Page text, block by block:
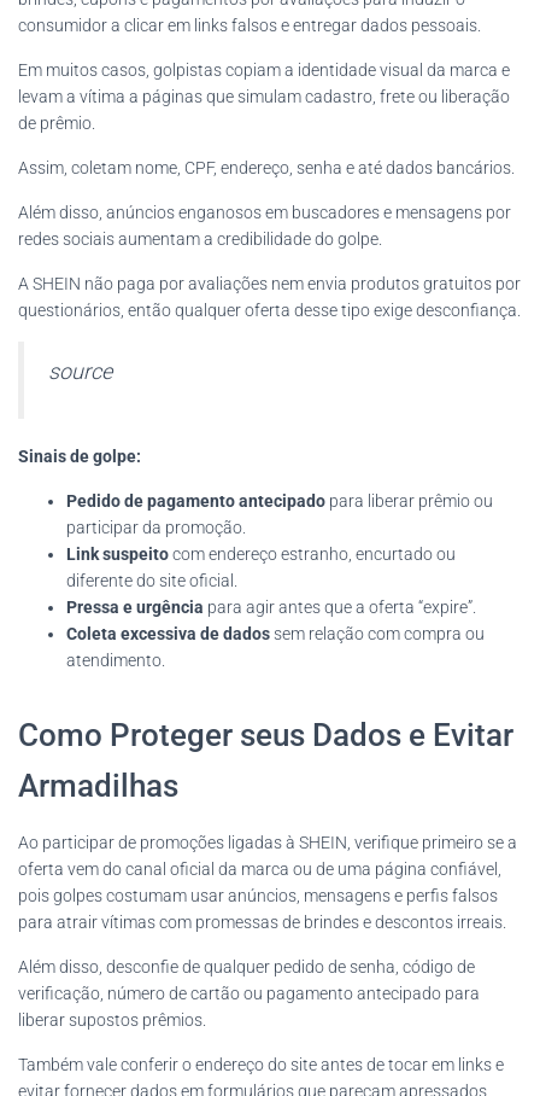
consumidor a clicar em links falsos e entregar dados pessoais.
Em muitos casos, golpistas copiam a identidade visual da marca e
levam a vítima a páginas que simulam cadastro, frete ou liberação
de prêmio.
Assim, coletam nome, CPF, endereço, senha e até dados bancários.
Além disso, anúncios enganosos em buscadores e mensagens por
redes sociais aumentam a credibilidade do golpe.
A SHEIN não paga por avaliações nem envia produtos gratuitos por
questionários, então qualquer oferta desse tipo exige desconfiança.
source
Sinais de golpe:
Pedido de pagamento antecipado para liberar prêmio ou
participar da promoção.
Link suspeitocom endereço estranho, encurtado ou
diferente do site oficial.
Pressa e urgência para agir antes que a oferta “expire”.
Coleta excessiva de dadossem relação com compra ou
atendimento.
Como Proteger seus Dados e Evitar
Armadilhas
Ao participar de promoções ligadas à SHEIN, verifique primeiro se a
oferta vem do canal oficial da marca ou de uma página confiável,
pois golpes costumam usar anúncios, mensagens e perfis falsos
para atrair vítimas com promessas de brindes e descontos irreais.
Além disso, desconfie de qualquer pedido de senha, código de
verificação, número de cartão ou pagamento antecipado para
liberar supostos prêmios.
Também vale conferir o endereço do site antes de tocar em links e
evitar fornecer dados em formulários que pareçam apressados,